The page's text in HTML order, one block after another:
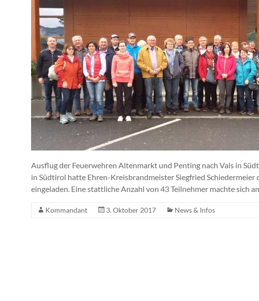
Ausflug der Feuerwehren Altenmarkt und Penting nach Vals in
in Südtirol hatte Ehren-Kreisbrandmeister Siegfried
eingeladen. Eine stattliche Anzahl von 43 Teilnehmer machte sich
Kommandant 3. Oktober 2017 News & Infos